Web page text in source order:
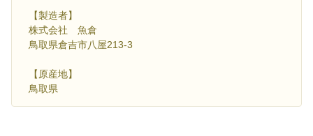
【製造者】
株式会社 魚倉
鳥取県倉吉市八屋213-3
【原産地】
鳥取県